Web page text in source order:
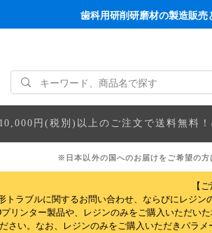
歯科用研削研磨材の製造販
10,000円(税別)以上のご注文で送料無料！
※日本以外の国へのお届けをご希望の方
【
トラブルに関するお問い合わせ、ならびにレジ
リンター製品や、レジンのみをご購入いただい
さい。なお、レジンのみをご購入いただきパラ